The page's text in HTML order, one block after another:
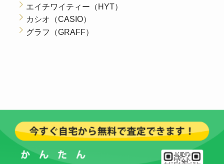
エイチワイティー（HYT）
カシオ（CASIO）
グラフ（GRAFF）